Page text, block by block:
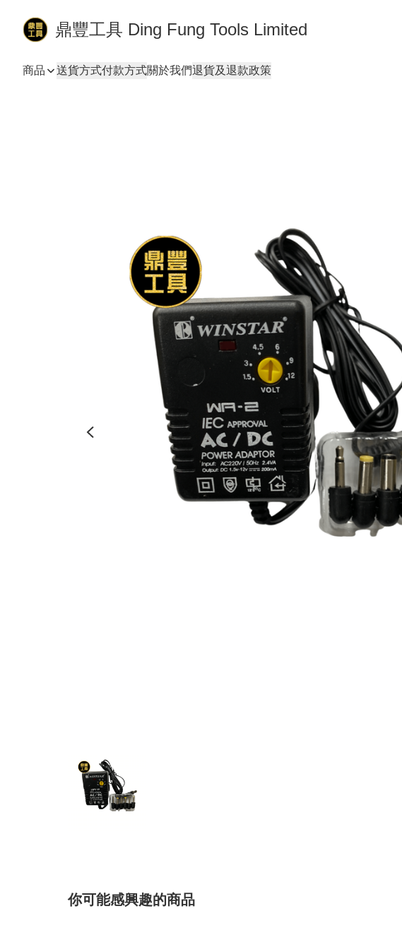
鼎豐工具 Ding Fung Tools Limited
商品 送貨方式付款方式關於我們退貨及退款政策
你可能感興趣的商品